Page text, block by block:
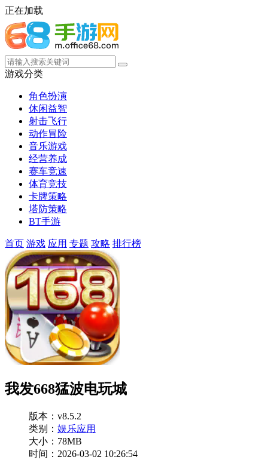
正在加载
游戏分类
角色扮演
休闲益智
射击飞行
动作冒险
音乐游戏
经营养成
赛车竞速
体育竞技
卡牌策略
塔防策略
BT手游
首页 游戏 应用 专题 攻略 排行榜
我发668猛波电玩城
版本：v8.5.2
类别： 娱乐应用
大小：78MB
时间：2026-03-02 10:26:54